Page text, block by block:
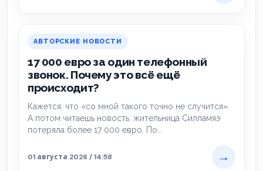
АВТОРСКИЕ НОВОСТИ
17 000 евро за один телефонный
звонок. Почему это всё ещё
происходит?
Кажется, что «со мной такого точно не случится».
А потом читаешь новость: жительница Силламяэ
потеряла более 17 000 евро. По…
01 августа 2026 / 14:58 →